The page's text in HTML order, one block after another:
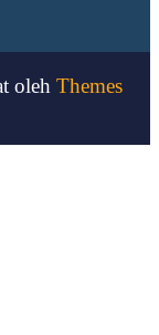
oleh Themes